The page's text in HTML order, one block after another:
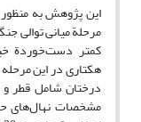
این پژوهش به
مرحلة میانی توالی
کمتر دست‌خوردة
هکتاری در این
مشخصات نهال‌های